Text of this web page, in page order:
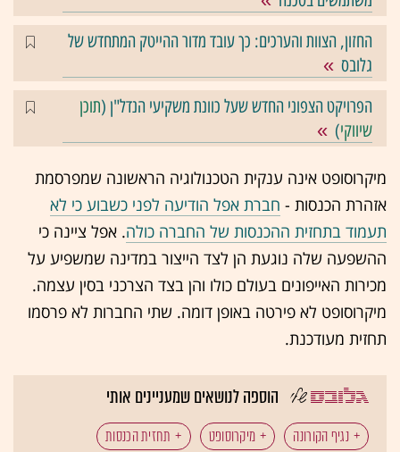
החזון, הצוות והערכים: כך עובד מדור ההייטק המתחדש של
גלובס
הפרויקט הצפוני החדש שעל כוונת משקיעי הנדל"ן (תוכן
שיווקי)
מיקרוסופט אינה ענקית הטכנולוגיה הראשונה שמפרסמת
אזהרת הכנסות - חברת אפל הודיעה לפני כשבוע כי לא
תעמוד בתחזית ההכנסות של החברה כולה. אפל ציינה כי
ההשפעה שלה נוגעת הן לצד הייצור במדינה שמשפיע על
מכירות האייפונים בעולם כולו והן בצד הצרכני בסין עצמה.
מיקרוסופט לא פירטה באופן דומה. שתי החברות לא פרסמו
תחזית מעודכנת.
הוספה לנושאים שמעניינים אותי
נגיף הקורונה מיקרוסופט תחזית הכנסות